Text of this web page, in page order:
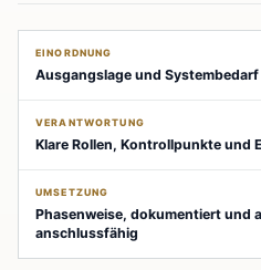
EINORDNUNG
Ausgangslage und
VERANTWORTUNG
Klare Rollen, Kontrollpunkte und
UMSETZUNG
Phasenweise, dokumentiert und
anschlussfähig